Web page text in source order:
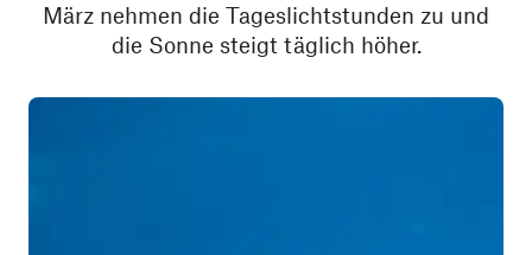
März nehmen die Tageslichtstunden zu und
die Sonne steigt täglich höher.